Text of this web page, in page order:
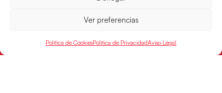
Ver preferencias
Política de CookiesPolítica de PrivacidadAviso Legal
Desarrollado por